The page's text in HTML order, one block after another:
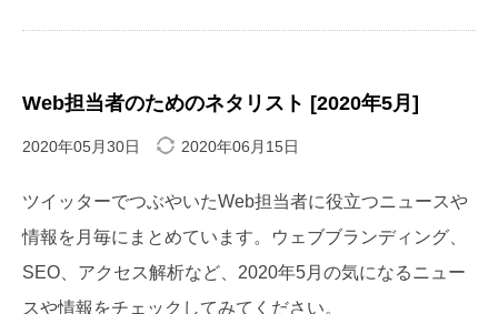
Web担当者のためのネタリスト [2020年5月]
2020年05月30日 2020年06月15日
ツイッターでつぶやいたWeb担当者に役立つニュースや
情報を月毎にまとめています。ウェブブランディング、
SEO、アクセス解析など、2020年5月の気になるニュー
スや情報をチェックしてみてください。